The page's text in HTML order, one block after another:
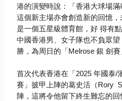
港的演變時說：「香港大球場
這個新主場亦會創造新的回憶
是一個五星級體育館，好 得有
中國香港男、女子隊也不負眾
勝，為周日的「Melrose 銀 劍賽
首次代表香港在「2025 年國泰/
賽」披甲上陣的葛史活（Rory
陣，這將令他留下終生難忘的回